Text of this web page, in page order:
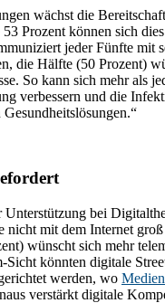
wächst die
Prozent können sich
jeder Fünfte
die Hälfte (50 Prozent)
So kann sich mehr
verbessern und die
bei
mit dem Internet
wünscht sich mehr
könnten digitale
werden, wo Medien
verstärkt digitale